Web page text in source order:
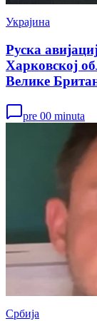
Украјина
Руска
Харковској
Велике
pre 00 minuta
Србија